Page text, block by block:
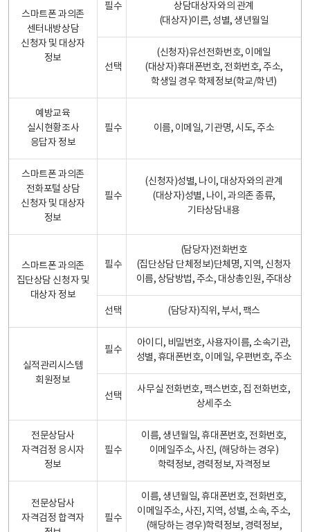
스마트폰 과의존
센터내방상담
신청자 및 대상자
정보
필수
상담대상자와의 관계
(대상자)이른, 성별, 생년월일
선택
(신청자)유선전화번호, 이메일
(대상자)휴대폰번호, 전화번호, 주소,
학생일 경우 학제정보(학교/학년)
예방교육
실시현황조사
응답자 정보
필수 이름, 이메일, 기관명, 시도, 주소
스마트폰 과의존
전화포털 상담
신청자 및 대상자
정보
필수
(신청자)성별, 나이, 대상자와의 관계
(대상자)성별, 나이, 과의존 종류,
기타상담내용
스마트폰 과의존
집단상담 신청자 및
대상자 정보
필수
(담당자)전화번호
(집단상담 단체정보)단체명, 지역, 신청자
이름, 상담방법, 주소, 대상총인원, 주대상
선택 (담당자)직위, 부서, 팩스
실적관리시스템
회원정보
필수
아이디, 비밀번호, 사용자이름, 소속기관,
성별, 휴대폰번호, 이메일, 우편번호, 주소
선택
사무실 전화번호, 팩스번호, 집 전화번호,
상세주소
전문상담사
자격검정 응시자
정보
필수
이름, 생년월일, 휴대폰번호, 전화번호,
이메일주소, 사진, (해당하는 경우)
학력정보, 경력정보, 자격정보
전문상담사
자격검정 합격자
필수
이름, 생년월일, 휴대폰번호, 전화번호,
이메일주소, 사진, 지역, 성별, 소속, 주소,
(해당하는 경우)학력정보, 경력정보,